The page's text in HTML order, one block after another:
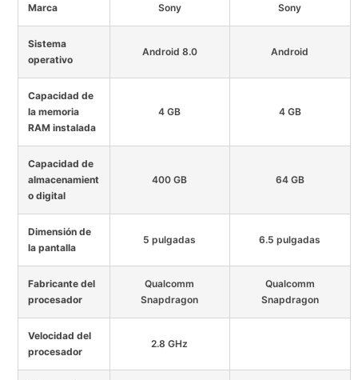
Marca Sony Sony
Sistema
operativo
Android 8.0 Android
Capacidad de
la memoria
RAM instalada
4 GB 4 GB
Capacidad de
almacenamient
o digital
400 GB 64 GB
Dimensión de
la pantalla
5 pulgadas 6.5 pulgadas
Fabricante del
procesador
Qualcomm
Snapdragon
Qualcomm
Snapdragon
Velocidad del
procesador
2.8 GHz